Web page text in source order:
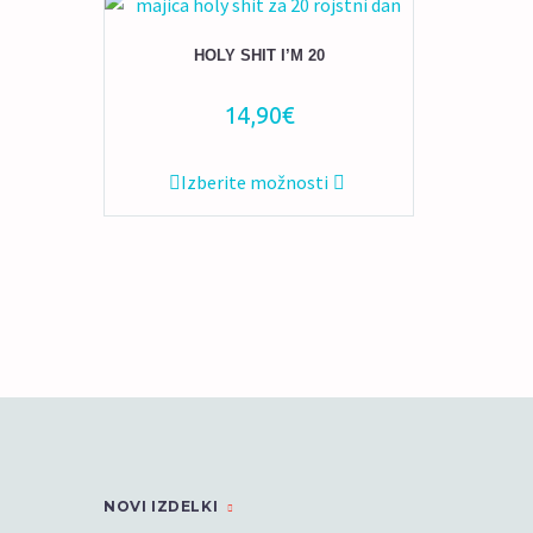
HOLY SHIT I’M 20
14,90€
Izberite možnosti
Ta
izdelek
NOVI IZDELKI